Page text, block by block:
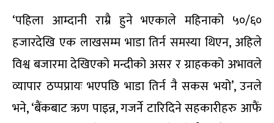
‘पहिला आम्दानी राम्रै हुने भएकाले महिनाको ५०/६०
हजारदेखि एक लाखसम्म भाडा तिर्न समस्या थिएन, अहिले
विश्व बजारमा देखिएको मन्दीको असर र ग्राहकको अभावले
व्यापार ठप्पप्रायः भएपछि भाडा तिर्न नै सकस भयो’, उनले
भने, ‘बैंकबाट ऋण पाइन्न, गजर्ने टारिदिने सहकारीहरु आफैं